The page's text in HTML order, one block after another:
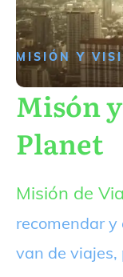
MISIÓN Y
Misón
Planet
Misión de
recomendar
van de